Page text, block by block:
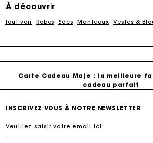
À découvrir
Tout voir Robes Sacs Manteaux Vestes &
Echanges & Retours
Carte Cadeau Maje : la meilleure
cadeau parfait
Livraison à domicile offerte sous 2
INSCRIVEZ VOUS À NOTRE NEWSLETTER
Veuillez saisir votre email ici